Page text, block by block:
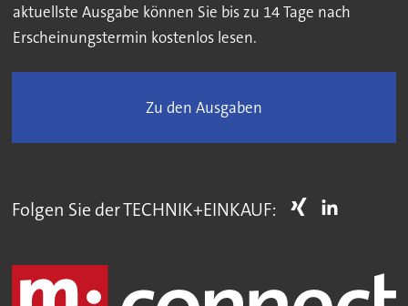
aktuellste Ausgabe können Sie bis zu 14 Tage nach
Erscheinungstermin kostenlos lesen.
Zu den Ausgaben
Folgen Sie der TECHNIK+EINKAUF: